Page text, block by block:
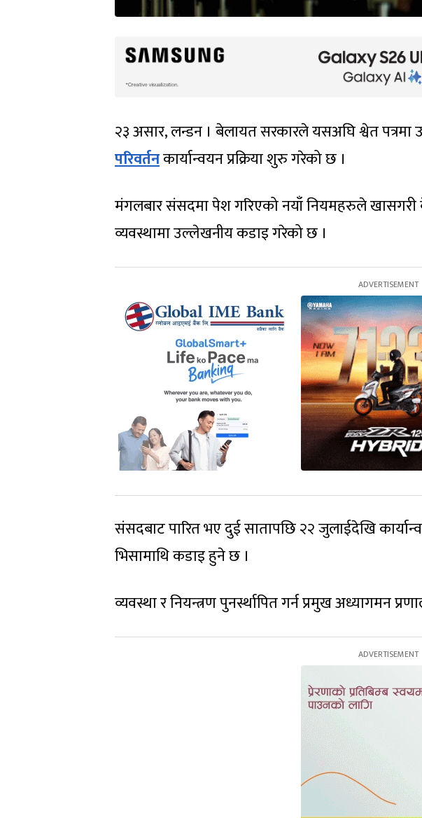
२३ असार, लन्डन । बेलायत सरकारले यसअघि श्वेत
परिवर्तनकार्यान्वयन प्रक्रिया शुरु गरेको छ ।
मंगलबार संसदमा पेश गरिएको नयाँ नियमहरुले
व्यवस्थामा उल्लेखनीय कडाइ गरेको छ ।
संसदबाट पारित भए दुई सातापछि २२ जुलाईदेखि
भिसामाथि कडाइ हुने छ ।
व्यवस्था र नियन्त्रण पुनर्स्थापित गर्न प्रमुख अध्यागमन